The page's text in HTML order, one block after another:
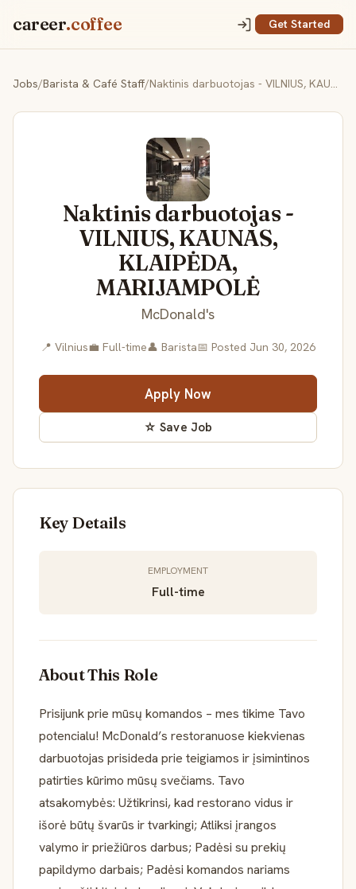
career.coffee Get Started
Jobs/Barista & Café Staff/ Naktinis darbuotojas - VILNIUS, KAUNAS, KLAIPĖDA, MARIJAMPOLĖ
Naktinis darbuotojas -
VILNIUS, KAUNAS,
KLAIPĖDA,
MARIJAMPOLĖ
McDonald's
📍 Vilnius💼 Full-time👤 Barista📅 Posted Jun 30, 2026
Apply Now
☆ Save Job
Key Details
EMPLOYMENT
Full-time
About This Role
Prisijunk prie mūsų komandos – mes tikime Tavo
potencialu! McDonald’s restoranuose kiekvienas
darbuotojas prisideda prie teigiamos ir įsimintinos
patirties kūrimo mūsų svečiams. Tavo
atsakomybės: Užtikrinsi, kad restorano vidus ir
išorė būtų švarūs ir tvarkingi; Atliksi įrangos
valymo ir priežiūros darbus; Padėsi su prekių
papildymo darbais; Padėsi komandos nariams